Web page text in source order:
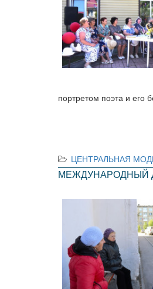
портретом поэта и его
ЦЕНТРАЛЬНАЯ
МЕЖДУНАРОДНЫЙ